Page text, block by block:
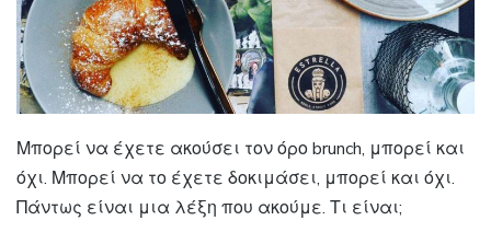
Μπορεί να έχετε ακούσει τον όρο brunch, μπορεί και
όχι. Μπορεί να το έχετε δοκιμάσει, μπορεί και όχι.
Πάντως είναι μια λέξη που ακούμε. Τι είναι;